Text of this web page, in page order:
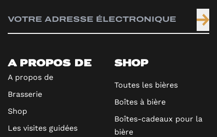
A PROPOS DE
A propos de
Brasserie
Shop
Les visites guidées
SHOP
Toutes les bières
Boîtes à bière
Boîtes-cadeaux pour la
bière